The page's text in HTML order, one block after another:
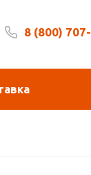
8 (800)